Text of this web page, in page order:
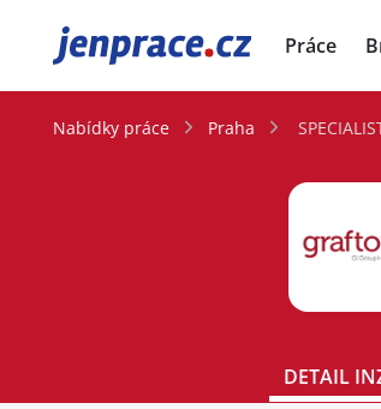
JenPráce.cz Práce
Nabídky práce Praha
DETAIL